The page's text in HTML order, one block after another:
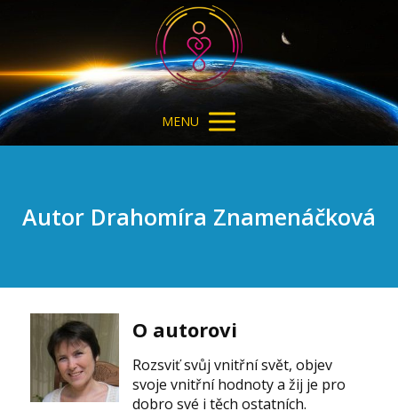
MENU
Autor Drahomíra Znamenáčková
O autorovi
Rozsviť svůj vnitřní svět, objev
svoje vnitřní hodnoty a žij je pro
dobro své i těch ostatních.